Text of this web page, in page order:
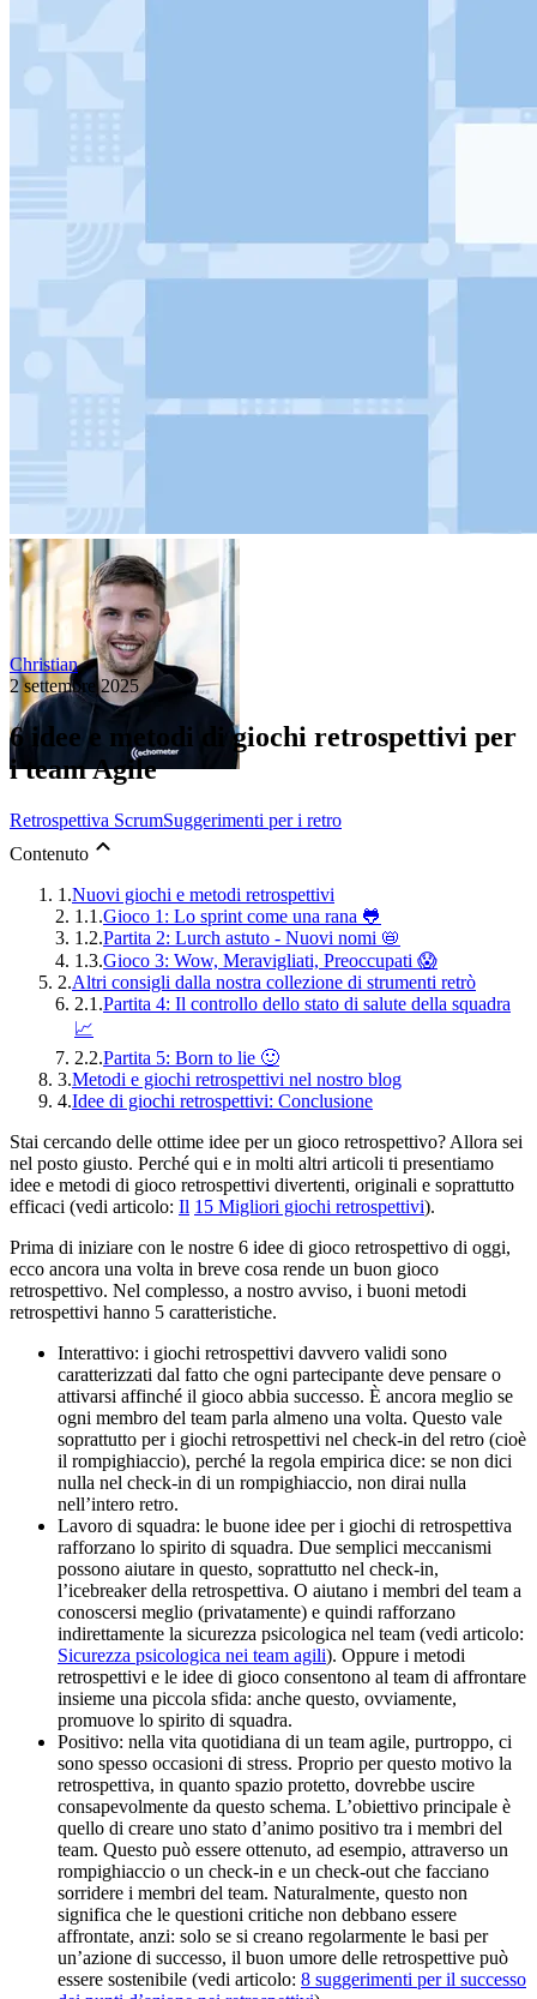
Christian
2 settembre 2025
6 idee e metodi di giochi retrospettivi per
i team Agile
Retrospettiva ScrumSuggerimenti per i retro
Contenuto
1.Nuovi giochi e metodi retrospettivi
1.1.Gioco 1: Lo sprint come una rana 🐸
1.2.Partita 2: Lurch astuto - Nuovi nomi 📛
1.3.Gioco 3: Wow, Meravigliati, Preoccupati 😱
2.Altri consigli dalla nostra collezione di strumenti retrò
2.1.Partita 4: Il controllo dello stato di salute della squadra
📈
2.2.Partita 5: Born to lie 🙂
3.Metodi e giochi retrospettivi nel nostro blog
4.Idee di giochi retrospettivi: Conclusione
Stai cercando delle ottime idee per un gioco retrospettivo? Allora sei
nel posto giusto. Perché qui e in molti altri articoli ti presentiamo
idee e metodi di gioco retrospettivi divertenti, originali e soprattutto
efficaci (vedi articolo: Il 15 Migliori giochi retrospettivi).
Prima di iniziare con le nostre 6 idee di gioco retrospettivo di oggi,
ecco ancora una volta in breve cosa rende un buon gioco
retrospettivo. Nel complesso, a nostro avviso, i buoni metodi
retrospettivi hanno 5 caratteristiche.
Interattivo: i giochi retrospettivi davvero validi sono
caratterizzati dal fatto che ogni partecipante deve pensare o
attivarsi affinché il gioco abbia successo. È ancora meglio se
ogni membro del team parla almeno una volta. Questo vale
soprattutto per i giochi retrospettivi nel check-in del retro (cioè
il rompighiaccio), perché la regola empirica dice: se non dici
nulla nel check-in di un rompighiaccio, non dirai nulla
nell’intero retro.
Lavoro di squadra: le buone idee per i giochi di retrospettiva
rafforzano lo spirito di squadra. Due semplici meccanismi
possono aiutare in questo, soprattutto nel check-in,
l’icebreaker della retrospettiva. O aiutano i membri del team a
conoscersi meglio (privatamente) e quindi rafforzano
indirettamente la sicurezza psicologica nel team (vedi articolo:
Sicurezza psicologica nei team agili). Oppure i metodi
retrospettivi e le idee di gioco consentono al team di affrontare
insieme una piccola sfida: anche questo, ovviamente,
promuove lo spirito di squadra.
Positivo: nella vita quotidiana di un team agile, purtroppo, ci
sono spesso occasioni di stress. Proprio per questo motivo la
retrospettiva, in quanto spazio protetto, dovrebbe uscire
consapevolmente da questo schema. L’obiettivo principale è
quello di creare uno stato d’animo positivo tra i membri del
team. Questo può essere ottenuto, ad esempio, attraverso un
rompighiaccio o un check-in e un check-out che facciano
sorridere i membri del team. Naturalmente, questo non
significa che le questioni critiche non debbano essere
affrontate, anzi: solo se si creano regolarmente le basi per
un’azione di successo, il buon umore delle retrospettive può
essere sostenibile (vedi articolo: 8 suggerimenti per il successo